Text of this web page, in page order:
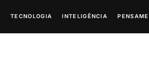
TECNOLOGIA INTELIGÊNCIA